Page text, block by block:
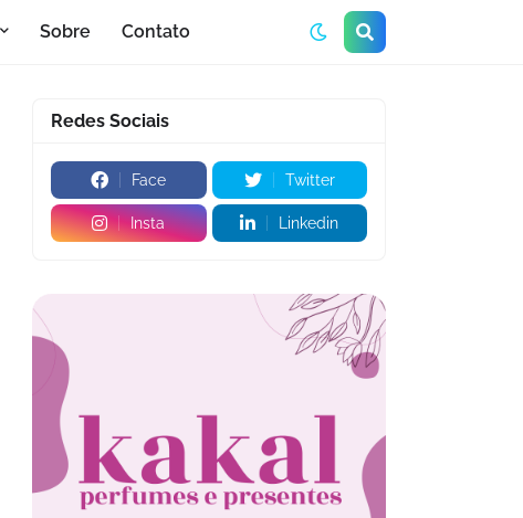
Sobre Contato
Redes Sociais
Face Twitter
Insta Linkedin